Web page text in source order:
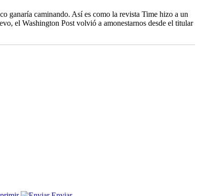
ganaría caminando. Así es como la revista Time hizo a un
el Washington Post volvió a amonestarnos desde el titular